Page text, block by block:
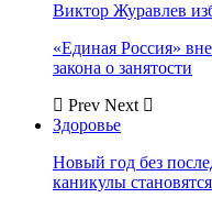
Виктор Журавлев
«Единая Россия»
закона о занятости
Prev Next
Здоровье
Новый год без
каникулы